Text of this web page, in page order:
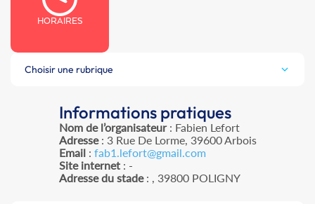
HORAIRES
Choisir une rubrique
Informations pratiques
Nom de l’organisateur: Fabien Lefort
Adresse: 3 Rue De Lorme, 39600 Arbois
Email: fab1.lefort@gmail.com
Site internet: -
Adresse du stade: , 39800 POLIGNY